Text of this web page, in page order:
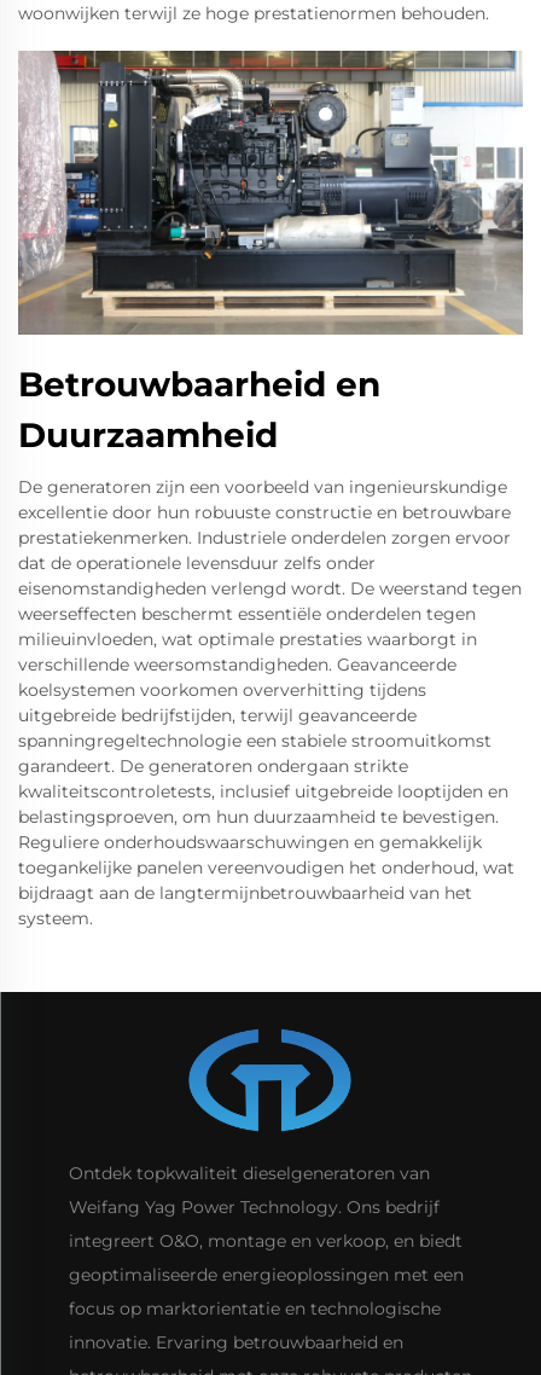
woonwijken terwijl ze hoge prestatienormen behouden.
Betrouwbaarheid en
Duurzaamheid
De generatoren zijn een voorbeeld van ingenieurskundige
excellentie door hun robuuste constructie en betrouwbare
prestatiekenmerken. Industriele onderdelen zorgen ervoor
dat de operationele levensduur zelfs onder
eisenomstandigheden verlengd wordt. De weerstand tegen
weerseffecten beschermt essentiële onderdelen tegen
milieuinvloeden, wat optimale prestaties waarborgt in
verschillende weersomstandigheden. Geavanceerde
koelsystemen voorkomen oververhitting tijdens
uitgebreide bedrijfstijden, terwijl geavanceerde
spanningregeltechnologie een stabiele stroomuitkomst
garandeert. De generatoren ondergaan strikte
kwaliteitscontroletests, inclusief uitgebreide looptijden en
belastingsproeven, om hun duurzaamheid te bevestigen.
Reguliere onderhoudswaarschuwingen en gemakkelijk
toegankelijke panelen vereenvoudigen het onderhoud, wat
bijdraagt aan de langtermijnbetrouwbaarheid van het
systeem.
Ontdek topkwaliteit dieselgeneratoren van
Weifang Yag Power Technology. Ons bedrijf
integreert O&O, montage en verkoop, en biedt
geoptimaliseerde energieoplossingen met een
focus op marktorientatie en technologische
innovatie. Ervaring betrouwbaarheid en